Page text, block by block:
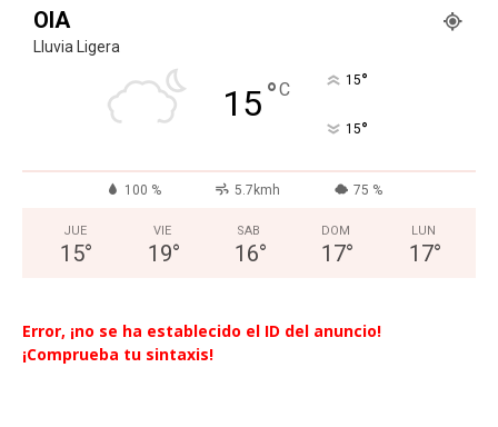
OIA
Lluvia Ligera
15°C 15°
15°
100 % 5.7kmh 75 %
JUE
15°
VIE
19°
SAB
16°
DOM
17°
LUN
17°
Error, ¡no se ha establecido el ID del anuncio!
¡Comprueba tu sintaxis!